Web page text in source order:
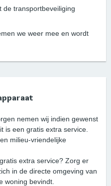
de transportbeveiliging
we weer mee en wordt
nemen wij indien gewenst
is een gratis extra service.
milieu-vriendelijke
extra service? Zorg er
in de directe omgeving van
woning bevindt.